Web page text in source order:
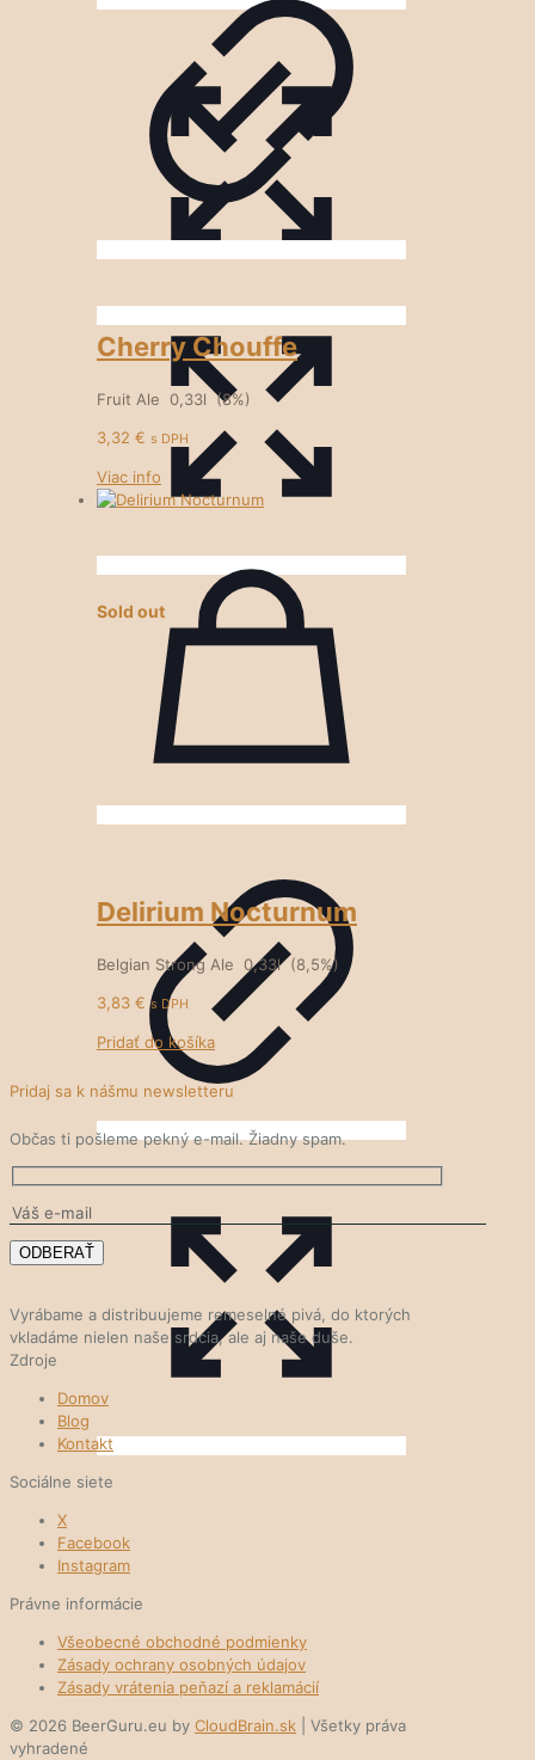
Sold out
Cherry Chouffe
Fruit Ale 0,33l (8%)
3,32 € s DPH
Viac info
Delirium Nocturnum
Belgian Strong Ale 0,33l (8,5%)
3,83 € s DPH
Pridať do košíka
Pridaj sa k nášmu newsletteru
Občas ti pošleme pekný e-mail. Žiadny spam.
Vyrábame a distribuujeme remeselné pivá, do ktorých
vkladáme nielen naše srdcia, ale aj naše duše.
Zdroje
Domov
Blog
Kontakt
Sociálne siete
X
Facebook
Instagram
Právne informácie
Všeobecné obchodné podmienky
Zásady ochrany osobných údajov
Zásady vrátenia peňazí a reklamácií
© 2026 BeerGuru.eu by CloudBrain.sk | Všetky práva
vyhradené